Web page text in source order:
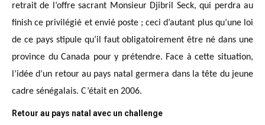
retrait de l’offre sacrant Monsieur Djibril Seck, qui perdra au
finish ce privilégié et envié poste ; ceci d’autant plus qu’une loi
de ce pays stipule qu’il faut obligatoirement être né dans une
province du Canada pour y prétendre. Face à cette situation,
l’idée d’un retour au pays natal germera dans la tête du jeune
cadre sénégalais. C’était en 2006.
Retour au pays natal avec un challenge